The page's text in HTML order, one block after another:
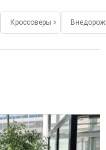
Кроссоверы